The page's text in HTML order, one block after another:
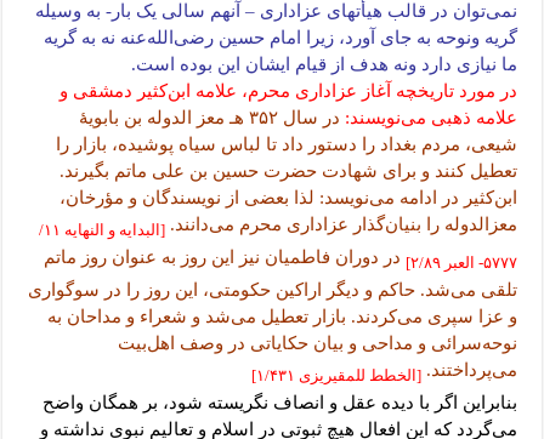
نمی‌توان در قالب هیأتهای عزاداری – آنهم سالی یک بار- به وسیله
گریه ونوحه به جای آورد، زیرا امام حسین رضی‌الله‌عنه نه به گریه
ما نیازی دارد ونه هدف از قیام ایشان این بوده است.
در مورد تاریخچه آغاز عزاداری محرم، علامه ابن‌کثیر دمشقی و
علامه ذهبی می‌نویسند:
در سال ۳۵۲ هـ معز الدوله بن بابویۀ
شیعی، مردم بغداد را دستور داد تا لباس سیاه پوشیده، بازار را
تعطیل کنند و برای شهادت حضرت حسین بن علی ماتم بگیرند.
ابن‌کثیر در ادامه می‌نویسد: لذا بعضی از نویسندگان و مؤرخان،
معزالدوله را بنیان‌گذار عزاداری محرم می‌دانند.
[البدایه و النهایه ۱۱/
۵۷۷۷- العبر ۲/۸۹]
در دوران فاطمیان نیز این روز به عنوان روز ماتم
تلقی می‌شد. حاکم و دیگر اراکین حکومتی، این روز را در سوگواری
و عزا سپری می‌کردند. بازار تعطیل می‌شد و شعراء و مداحان به
نوحه‌سرائی و مداحی و بیان حکایاتی در وصف اهل‌بیت
می‌پرداختند.[الخطط للمقیریزی ۱/۴۳۱]
بنابراین اگر با دیده عقل و انصاف نگریسته شود، بر همگان واضح
می‌گردد که این افعال هیچ ثبوتی در اسلام و تعالیم نبوی نداشته و